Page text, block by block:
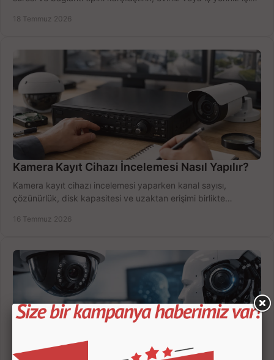
18 Temmuz 2026
Kamera Kayıt Cihazı İncelemesi Nasıl Yapılır?
Kamera kayıt cihazı incelemesi yaparken kanal sayısı,
çözünürlük, disk kapasitesi ve uzaktan erişimi birlikte
16 Temmuz 2026